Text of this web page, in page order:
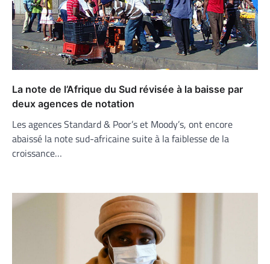
La note de l’Afrique du Sud révisée à la baisse par
deux agences de notation
Les agences Standard & Poor’s et Moody’s, ont encore
abaissé la note sud-africaine suite à la faiblesse de la
croissance…